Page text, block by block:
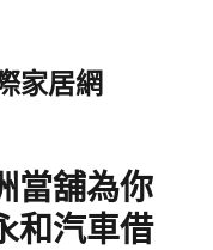
家居網
當舖為你
和汽車借